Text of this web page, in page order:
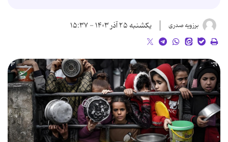
برزویه صدری یکشنبه ۲۵ آذر ۱۴۰۳ - ۱۵:۳۷